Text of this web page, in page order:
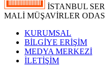
İSTANBUL
MALİ MÜŞAVİRLER
KURUMSAL
BİLGİYE ERİŞİM
MEDYA MERKEZİ
İLETİŞİM